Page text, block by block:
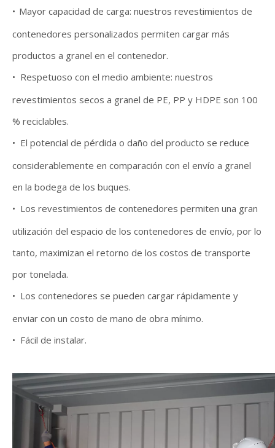
• Mayor capacidad de carga: nuestros revestimientos de
contenedores personalizados permiten cargar más
productos a granel en el contenedor.
• Respetuoso con el medio ambiente: nuestros
revestimientos secos a granel de PE, PP y HDPE son 100
% reciclables.
• El potencial de pérdida o daño del producto se reduce
considerablemente en comparación con el envío a granel
en la bodega de los buques.
• Los revestimientos de contenedores permiten una gran
utilización del espacio de los contenedores de envío, por lo
tanto, maximizan el retorno de los costos de transporte
por tonelada.
• Los contenedores se pueden cargar rápidamente y
enviar con un costo de mano de obra mínimo.
• Fácil de instalar.